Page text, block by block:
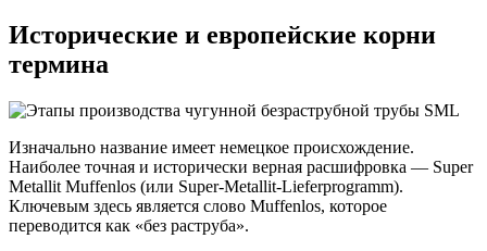
Исторические и европейские корни
термина
Изначально название имеет немецкое происхождение.
Наиболее точная и исторически верная расшифровка — Super
Metallit Muffenlos (или Super-Metallit-Lieferprogramm).
Ключевым здесь является слово Muffenlos, которое
переводится как «без раструба».